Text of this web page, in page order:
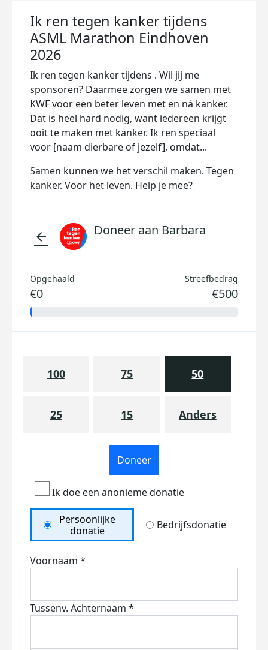
Ik ren tegen kanker tijdens
ASML Marathon Eindhoven
2026
Ik ren tegen kanker tijdens . Wil jij me
sponsoren? Daarmee zorgen we samen met
KWF voor een beter leven met en ná kanker.
Dat is heel hard nodig, want iedereen krijgt
ooit te maken met kanker. Ik ren speciaal
voor [naam dierbare of jezelf], omdat...
Samen kunnen we het verschil maken. Tegen
kanker. Voor het leven. Help je mee?
arrow_back Doneer aan Barbara
Opgehaald
€0
Streefbedrag
€500
100 75 50
25 15 Anders
Doneer
Ik doe een anonieme donatie
Persoonlijke
donatie
Bedrijfsdonatie
Voornaam *
Tussenv. Achternaam *